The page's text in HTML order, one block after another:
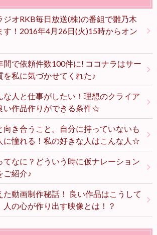
ジオRKB毎日放送(株)の番組で雛乃木
す！2016年4月26日(火)15時からオン
間で依頼件数100件に! ココナラはサー
を私に気づかせてくれた♪
な人と仕事がしたい！理想のクライア
い作品作りができる条件☆
向き合うこと。自分に持っていないも
に憧れる！私の好きな人はこんな人☆
てなに？どういう時に仮ナレーション
ご紹介♪
動画制作秘話！ 良い作品はこうして
の心が作り出す映像とは！？